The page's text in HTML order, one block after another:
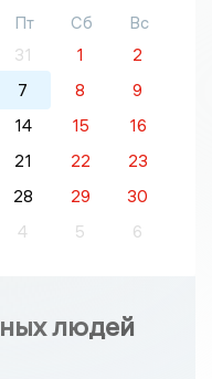
Пт Сб
Вс
31 1
2
7 8
9
14 15
16
21 22
23
28 29
30
4 5 6
людей